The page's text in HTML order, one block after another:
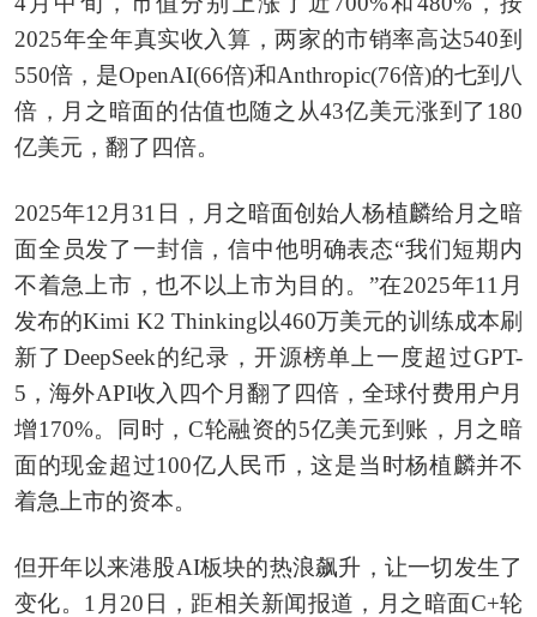
2025年全年真实收入算，两家的市销率高达540到
550倍，是OpenAI(66倍)和Anthropic(76倍)的七到八
倍，月之暗面的估值也随之从43亿美元涨到了180
亿美元，翻了四倍。
2025年12月31日，月之暗面创始人杨植麟给月之暗
面全员发了一封信，信中他明确表态“我们短期内
不着急上市，也不以上市为目的。”在2025年11月
发布的Kimi K2 Thinking以460万美元的训练成本刷
新了DeepSeek的纪录，开源榜单上一度超过GPT-
5，海外API收入四个月翻了四倍，全球付费用户月
增170%。同时，C轮融资的5亿美元到账，月之暗
面的现金超过100亿人民币，这是当时杨植麟并不
着急上市的资本。
但开年以来港股AI板块的热浪飙升，让一切发生了
变化。1月20日，距相关新闻报道，月之暗面C+轮